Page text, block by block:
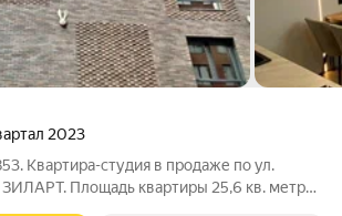
2023
Квартира-студия в продаже по ул.
Площадь квартиры 25,6 кв. метров